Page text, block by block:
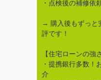
・点検後の補修依
→ 購入後もずっと
評です！
【住宅ローンの強
・提携銀行多数！
介